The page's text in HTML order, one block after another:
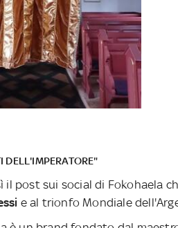
DELL'IMPERATORE"
il post sui social di Fokohaela
e al trionfo Mondiale